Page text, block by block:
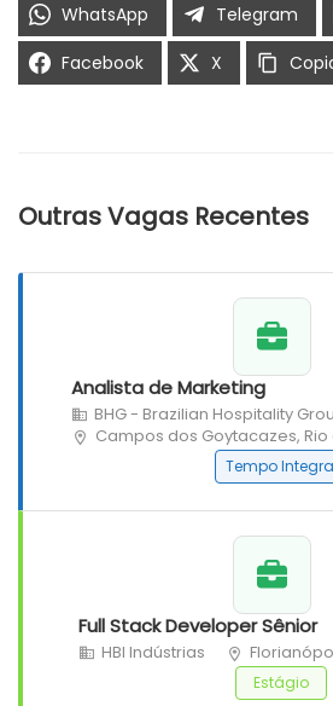
WhatsApp Telegram
Facebook
X
Outras Vagas Recentes
Analista de Marketing
BHG - Brazilian Hospitality
Campos dos Goytacazes,
Tempo
Full Stack Developer Sênior
HBI Indústrias
Estágio